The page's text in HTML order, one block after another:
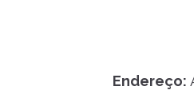
Endereço: